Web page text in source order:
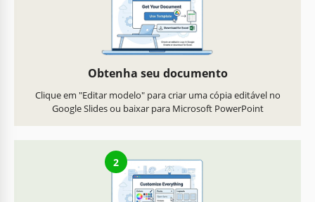
Obtenha seu documento
Clique em "Editar modelo" para criar uma cópia editável no
Google Slides ou baixar para Microsoft PowerPoint
2